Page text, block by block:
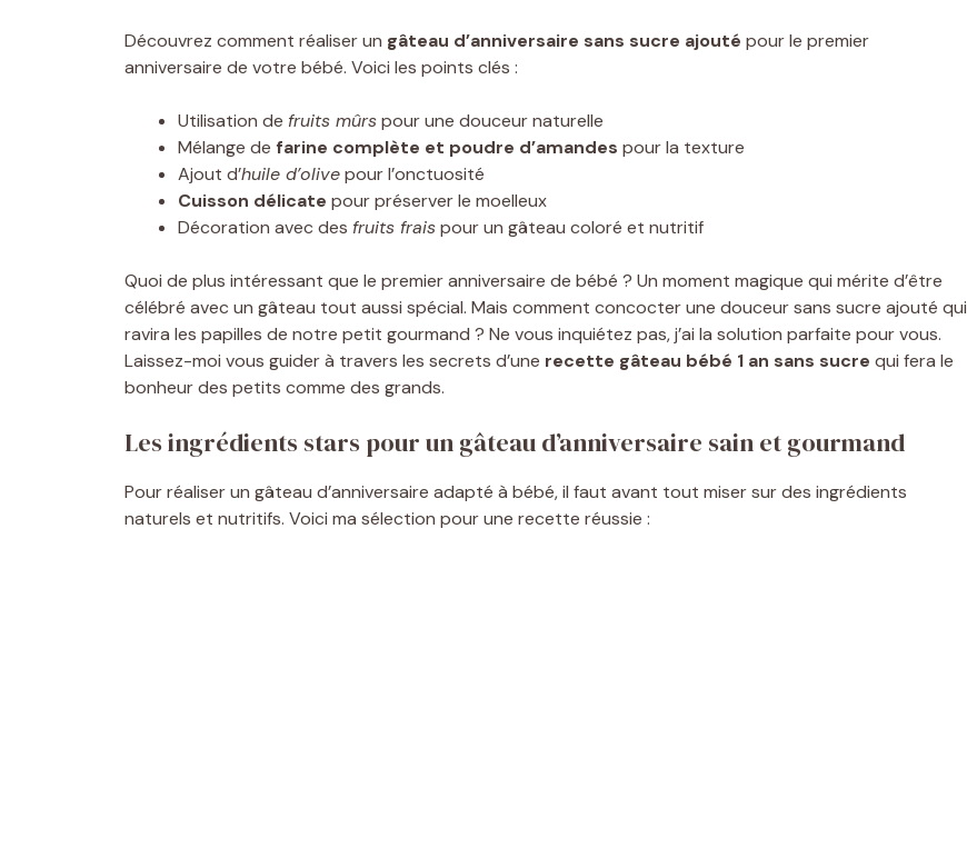
Découvrez comment réaliser un gâteau d’anniversaire sans sucre ajouté pour le premier
anniversaire de votre bébé. Voici les points clés :
Utilisation de fruits mûrspour une douceur naturelle
Mélange de farine complète et poudre d’amandes pour la texture
Ajout d’huile d’olivepour l’onctuosité
Cuisson délicate pour préserver le moelleux
Décoration avec des fruits fraispour un gâteau coloré et nutritif
Quoi de plus intéressant que le premier anniversaire de bébé ? Un moment magique qui mérite d’être
célébré avec un gâteau tout aussi spécial. Mais comment concocter une douceur sans sucre ajouté qui
ravira les papilles de notre petit gourmand ? Ne vous inquiétez pas, j’ai la solution parfaite pour vous.
Laissez-moi vous guider à travers les secrets d’une recette gâteau bébé 1 an sans sucre qui fera le
bonheur des petits comme des grands.
Les ingrédients stars pour un gâteau d’anniversaire sain et gourmand
Pour réaliser un gâteau d’anniversaire adapté à bébé, il faut avant tout miser sur des ingrédients
naturels et nutritifs. Voici ma sélection pour une recette réussie :